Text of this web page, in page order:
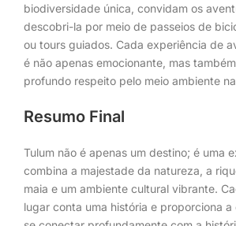
biodiversidade única, convidam os
descobri-la por meio de passeios de
ou tours guiados. Cada experiência de
é não apenas emocionante, mas
profundo respeito pelo meio ambiente
Resumo Final
Tulum não é apenas um destino; é uma
combina a majestade da natureza, a
maia e um ambiente cultural vibrante.
lugar conta uma história e proporciona